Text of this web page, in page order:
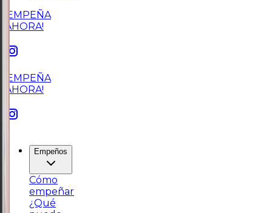
¡EMPEÑA
AHORA!
¡EMPEÑA
AHORA!
Empeños
Cómo
empeñar
¿Qué